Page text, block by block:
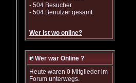
- 504 Besucher
- 504 Benutzer gesamt
Wer ist wo online?
Wer war Online ?
Heute waren 0 Mitglieder im
Forum unterwegs.